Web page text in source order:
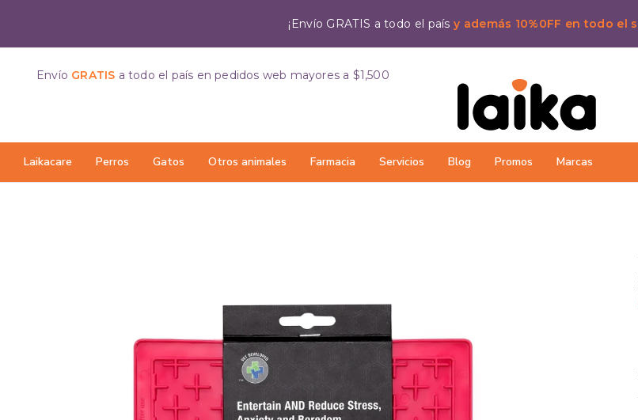
¡Envío GRATIS a todo el paísy además 10%0FF en todo el
Laikacare Perros Gatos Otros animales Farmacia Servicios Blog Promos Marcas
Envío GRATIS a todo el país en pedidos web mayores a $1,500